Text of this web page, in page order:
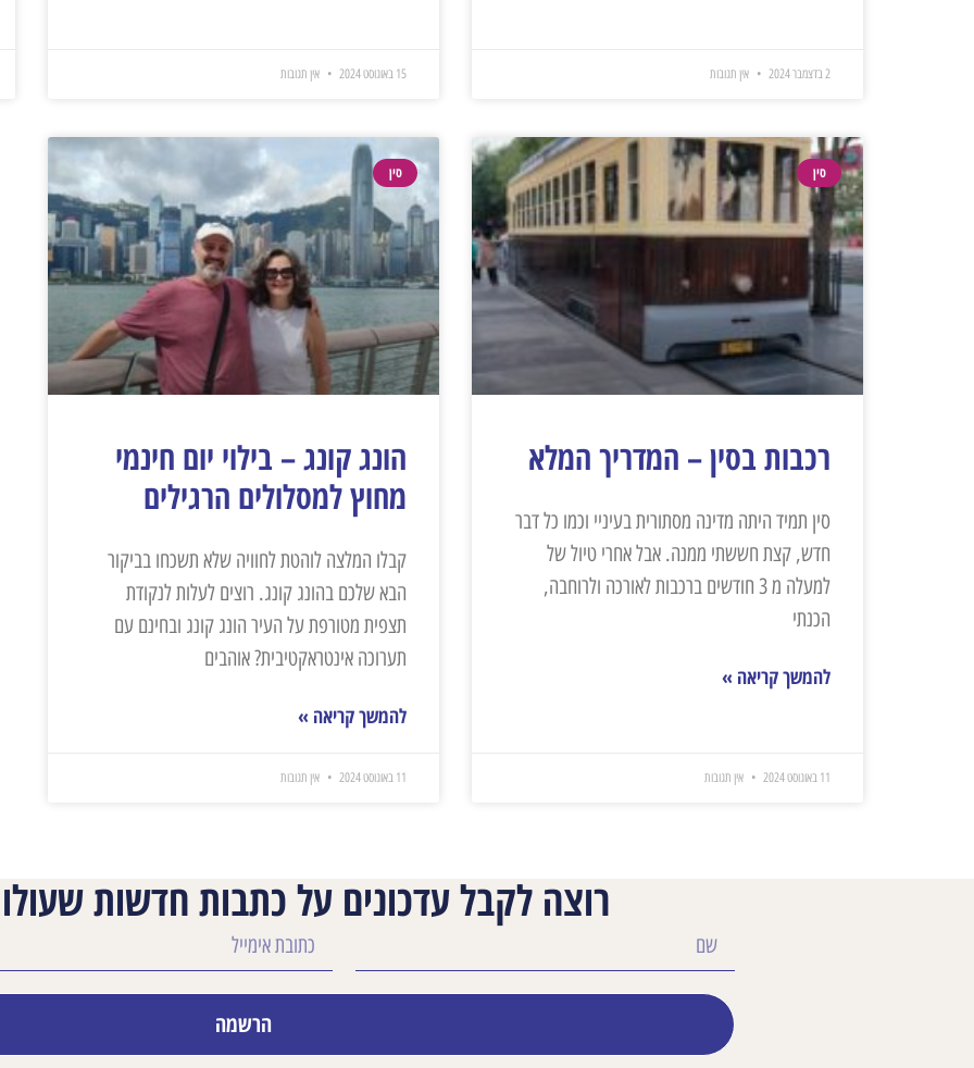
2 בדצמבר 2024 אין תגובות 15 באוגוסט 2024 אין תגובות
סין
רכבות בסין – המדריך המלא
סין תמיד היתה מדינה מסתורית בעיניי וכמו כל דבר
חדש, קצת חששתי ממנה. אבל אחרי טיול של
למעלה מ 3 חודשים ברכבות לאורכה ולרוחבה,
הכנתי
להמשך קריאה »
11 באוגוסט 2024 אין תגובות
סין
הונג קונג – בילוי יום חינמי
מחוץ למסלולים הרגילים
קבלו המלצה לוהטת לחוויה שלא תשכחו בביקור
הבא שלכם בהונג קונג. רוצים לעלות לנקודת
תצפית מטורפת על העיר הונג קונג ובחינם עם
תערוכה אינטראקטיבית? אוהבים
להמשך קריאה »
11 באוגוסט 2024 אין תגובות
רוצה לקבל עדכונים על כתבות חדשות
הרשמה